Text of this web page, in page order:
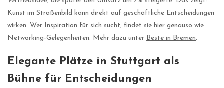
Kunst im Straßenbild kann direkt auf geschäftliche Entscheidungen
wirken. Wer Inspiration für sich sucht, findet sie hier genauso wie
Networking-Gelegenheiten. Mehr dazu unter Beste in Bremen.
Elegante Plätze in Stuttgart als
Bühne für Entscheidungen